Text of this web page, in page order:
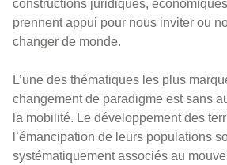
constructions juridiques,
prennent appui pour nous inviter ou
changer de monde.
L’une des thématiques les plus
changement de paradigme est sans
la mobilité. Le développement des
l’émancipation de leurs populations
systématiquement associés au